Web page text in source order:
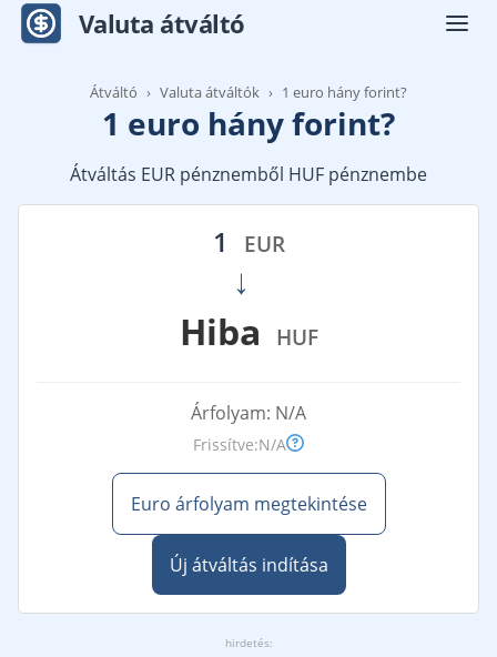
Valuta átváltó
Átváltó Valuta átváltók 1 euro hány forint?
1 euro hány forint?
Átváltás EUR pénznemből HUF pénznembe
1 EUR
→
Hiba HUF
Árfolyam: N/A
Frissítve:N/A
Euro árfolyam megtekintése
Új átváltás indítása
hirdetés: